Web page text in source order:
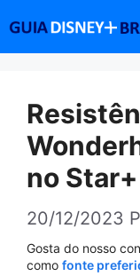
conteúdo
no Star+
20/12/2023
Gosta do nosso
como fonte